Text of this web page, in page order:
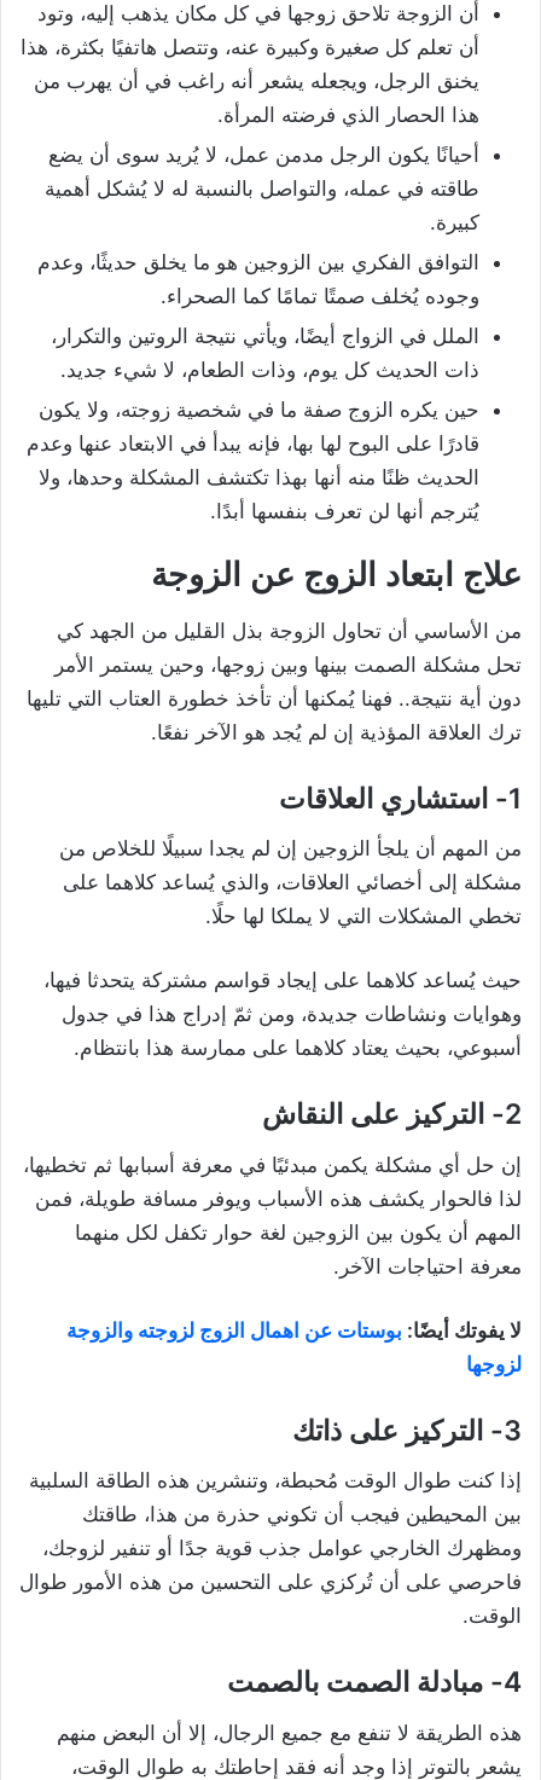
أن الزوجة تلاحق زوجها في كل مكان يذهب إليه، وتود
أن تعلم كل صغيرة وكبيرة عنه، وتتصل هاتفيًا بكثرة، هذا
يخنق الرجل، ويجعله يشعر أنه راغب في أن يهرب من
هذا الحصار الذي فرضته المرأة.
أحيانًا يكون الرجل مدمن عمل، لا يُريد سوى أن يضع
طاقته في عمله، والتواصل بالنسبة له لا يُشكل أهمية
كبيرة.
التوافق الفكري بين الزوجين هو ما يخلق حديثًا، وعدم
وجوده يُخلف صمتًا تمامًا كما الصحراء.
الملل في الزواج أيضًا، ويأتي نتيجة الروتين والتكرار،
ذات الحديث كل يوم، وذات الطعام، لا شيء جديد.
حين يكره الزوج صفة ما في شخصية زوجته، ولا يكون
قادرًا على البوح لها بها، فإنه يبدأ في الابتعاد عنها وعدم
الحديث ظنًا منه أنها بهذا تكتشف المشكلة وحدها، ولا
يُترجم أنها لن تعرف بنفسها أبدًا.
علاج ابتعاد الزوج عن الزوجة
من الأساسي أن تحاول الزوجة بذل القليل من الجهد كي
تحل مشكلة الصمت بينها وبين زوجها، وحين يستمر الأمر
دون أية نتيجة.. فهنا يُمكنها أن تأخذ خطورة العتاب التي تليها
ترك العلاقة المؤذية إن لم يُجد هو الآخر نفعًا.
1- استشاري العلاقات
من المهم أن يلجأ الزوجين إن لم يجدا سبيلًا للخلاص من
مشكلة إلى أخصائي العلاقات، والذي يُساعد كلاهما على
تخطي المشكلات التي لا يملكا لها حلًا.
حيث يُساعد كلاهما على إيجاد قواسم مشتركة يتحدثا فيها،
وهوايات ونشاطات جديدة، ومن ثمّ إدراج هذا في جدول
أسبوعي، بحيث يعتاد كلاهما على ممارسة هذا بانتظام.
2- التركيز على النقاش
إن حل أي مشكلة يكمن مبدئيًا في معرفة أسبابها ثم تخطيها،
لذا فالحوار يكشف هذه الأسباب ويوفر مسافة طويلة، فمن
المهم أن يكون بين الزوجين لغة حوار تكفل لكل منهما
معرفة احتياجات الآخر.
لا يفوتك أيضًا: بوستات عن اهمال الزوج لزوجته والزوجة
لزوجها
3- التركيز على ذاتك
إذا كنت طوال الوقت مُحبطة، وتنشرين هذه الطاقة السلبية
بين المحيطين فيجب أن تكوني حذرة من هذا، طاقتك
ومظهرك الخارجي عوامل جذب قوية جدًا أو تنفير لزوجك،
فاحرصي على أن تُركزي على التحسين من هذه الأمور طوال
الوقت.
4- مبادلة الصمت بالصمت
هذه الطريقة لا تنفع مع جميع الرجال، إلا أن البعض منهم
يشعر بالتوتر إذا وجد أنه فقد إحاطتك به طوال الوقت،